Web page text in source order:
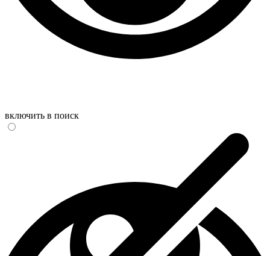
включить в поиск